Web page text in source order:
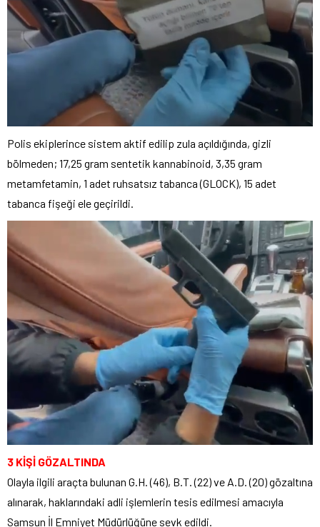
Polis ekiplerince sistem aktif edilip zula açıldığında, gizli
bölmeden; 17,25 gram sentetik kannabinoid, 3,35 gram
metamfetamin, 1 adet ruhsatsız tabanca (GLOCK), 15 adet
tabanca fişeği ele geçirildi.
3 KİŞİ GÖZALTINDA
Olayla ilgili araçta bulunan G.H. (46), B.T. (22) ve A.D. (20) gözaltına
alınarak, haklarındaki adli işlemlerin tesis edilmesi amacıyla
Samsun İl Emniyet Müdürlüğüne sevk edildi.